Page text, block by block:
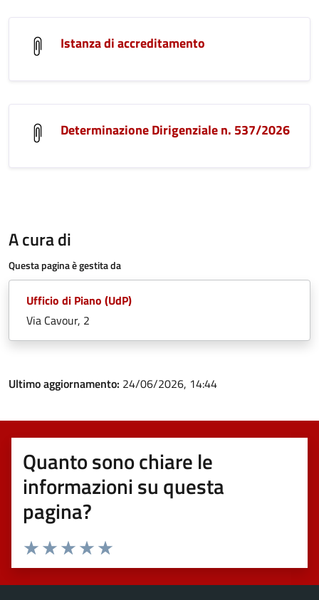
Istanza di accreditamento
Determinazione Dirigenziale n. 537/2026
A cura di
Questa pagina è gestita da
Ufficio di Piano (UdP)
Via Cavour, 2
Ultimo aggiornamento: 24/06/2026, 14:44
Quanto sono chiare le
informazioni su questa
pagina?
Valuta 5 stelle su 5
Valuta 4 stelle su 5
Valuta 3 stelle su 5
Valuta 2 stelle su 5
Valuta 1 stelle su 5